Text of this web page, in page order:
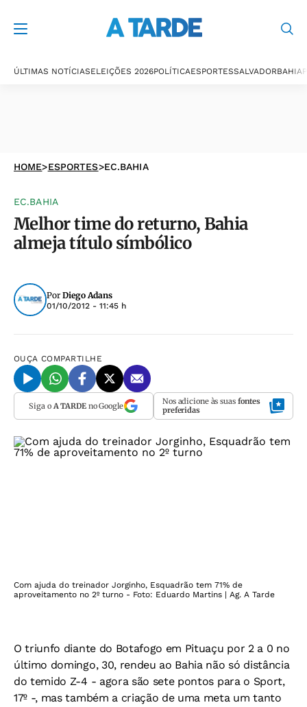
ÚLTIMAS NOTÍCIASELEIÇÕES 2026POLÍTICAESPORTESSALVADORBAHIA
HOME>ESPORTES>EC.BAHIA
EC.BAHIA
Melhor time do returno, Bahia
almeja título símbólico
Por Diego Adans
01/10/2012 - 11:45 h
OUÇA COMPARTILHE
Siga o A TARDEno Google Nos adicione às suas fontes
preferidas
Com ajuda do treinador Jorginho, Esquadrão tem 71% de
aproveitamento no 2º turno - Foto: Eduardo Martins | Ag. A Tarde
O triunfo diante do Botafogo em Pituaçu por 2 a 0 no
último domingo, 30, rendeu ao Bahia não só distância
do temido Z-4 - agora são sete pontos para o Sport,
17º -, mas também a criação de uma meta um tanto